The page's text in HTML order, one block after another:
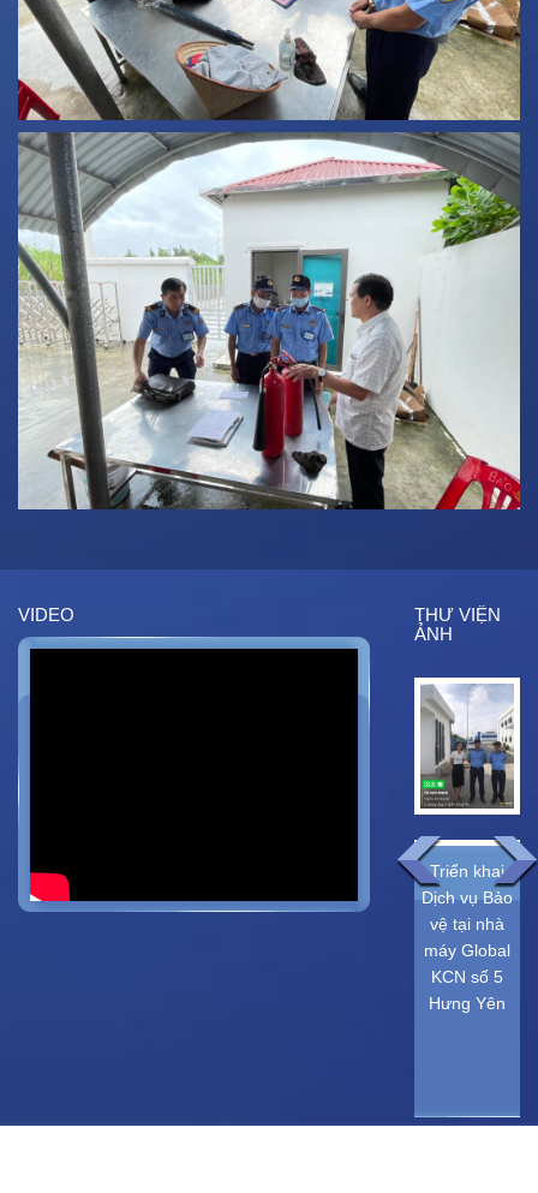
VIDEO
THƯ VIỆN
ẢNH
dịch vụ bảo
DỊCH VỤ
Triển khai
Dịch vụ Bảo
vệ tại nhà
máy Global
KCN số 5
Hưng Yên